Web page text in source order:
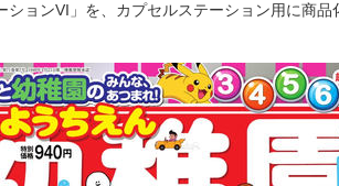
ションVI」を、カプセルステーション用に商